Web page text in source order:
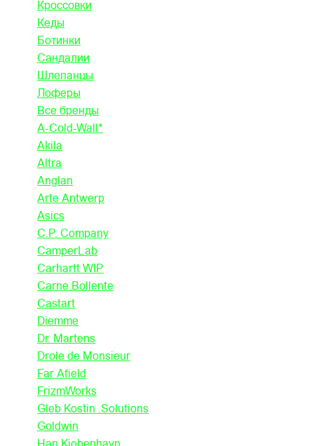
Кроссовки
Кеды
Ботинки
Сандалии
Шлепанцы
Лоферы
Все бренды
A-Cold-Wall*
Akila
Altra
Anglan
Arte Antwerp
Asics
C.P. Company
CamperLab
Carhartt WIP
Carne Bollente
Castart
Diemme
Dr. Martens
Drole de Monsieur
Far Afield
FrizmWorks
Gleb Kostin .Solutions
Goldwin